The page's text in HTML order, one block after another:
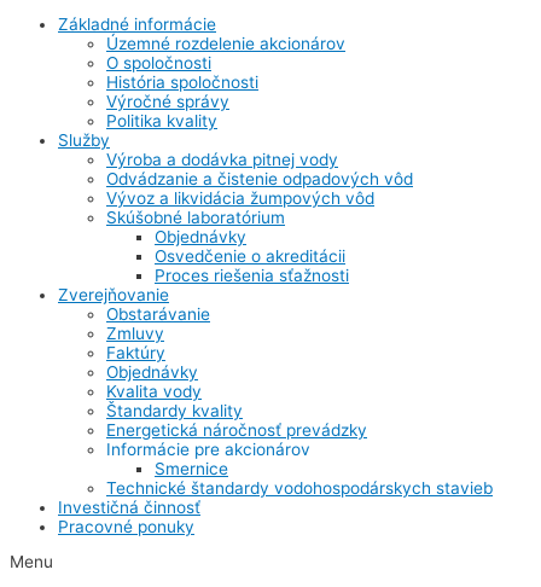
Základné informácie
Územné rozdelenie akcionárov
O spoločnosti
História spoločnosti
Výročné správy
Politika kvality
Služby
Výroba a dodávka pitnej vody
Odvádzanie a čistenie odpadových vôd
Vývoz a likvidácia žumpových vôd
Skúšobné laboratórium
Objednávky
Osvedčenie o akreditácii
Proces riešenia sťažnosti
Zverejňovanie
Obstarávanie
Zmluvy
Faktúry
Objednávky
Kvalita vody
Štandardy kvality
Energetická náročnosť prevádzky
Informácie pre akcionárov
Smernice
Technické štandardy vodohospodárskych stavieb
Investičná činnosť
Pracovné ponuky
Menu